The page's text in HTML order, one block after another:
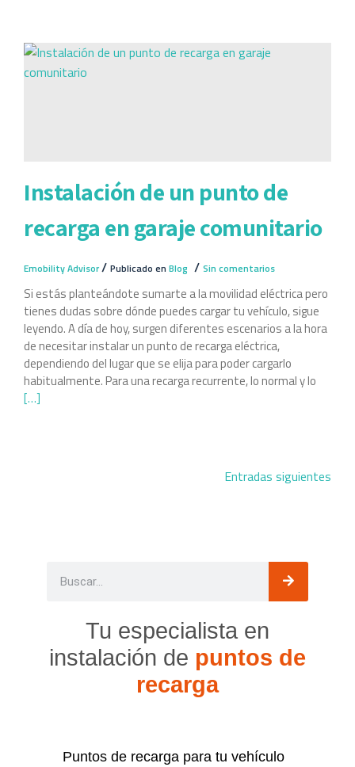
Instalación de un punto de
recarga en garaje comunitario
Emobility Advisor/ Publicado en Blog / Sin comentarios
Si estás planteándote sumarte a la movilidad eléctrica pero
tienes dudas sobre dónde puedes cargar tu vehículo, sigue
leyendo. A día de hoy, surgen diferentes escenarios a la hora
de necesitar instalar un punto de recarga eléctrica,
dependiendo del lugar que se elija para poder cargarlo
habitualmente. Para una recarga recurrente, lo normal y lo
[…]
Entradas siguientes
Tu especialista en
instalación de puntos de
recarga
Puntos de recarga para tu vehículo